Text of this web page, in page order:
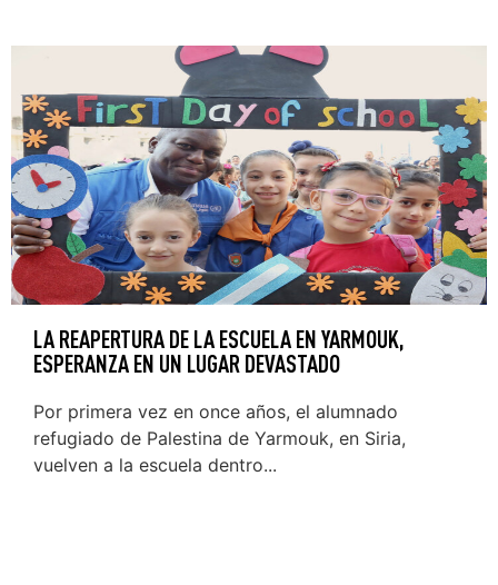
LA REAPERTURA DE LA ESCUELA EN YARMOUK,
ESPERANZA EN UN LUGAR DEVASTADO
Por primera vez en once años, el alumnado
refugiado de Palestina de Yarmouk, en Siria,
vuelven a la escuela dentro...